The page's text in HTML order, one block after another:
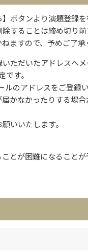
ボタンより演題登録
することは締め切り
ますので、予めご了承
ただいたアドレスへ
す。
のアドレスをご登録
かなかったりする場
いいたします。
とが困難になること